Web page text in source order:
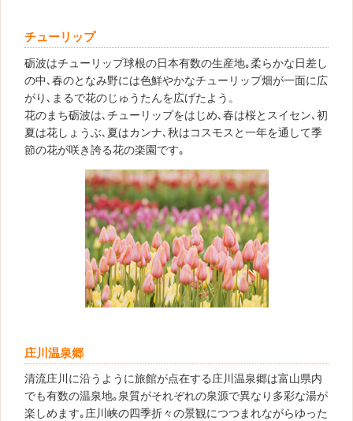
チューリップ
砺波はチューリップ球根の日本有数の生産地｡柔らかな日差し
の中､春のとなみ野には色鮮やかなチューリップ畑が一面に広
がり､まるで花のじゅうたんを広げたよう。
花のまち砺波は､チューリップをはじめ､春は桜とスイセン､初
夏は花しょうぶ､夏はカンナ､秋はコスモスと一年を通して季
節の花が咲き誇る花の楽園です｡
庄川温泉郷
清流庄川に沿うように旅館が点在する庄川温泉郷は富山県内
でも有数の温泉地｡泉質がそれぞれの泉源で異なり多彩な湯が
楽しめます｡庄川峡の四季折々の景観につつまれながらゆった